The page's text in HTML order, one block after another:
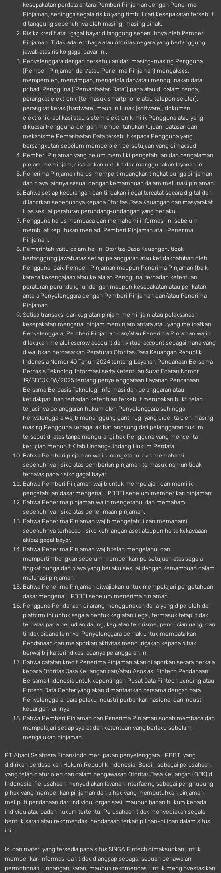
kesepakatan perdata antara Pemberi Pinjaman dengan Penerima
Pinjaman, sehingga segala risiko yang timbul dari kesepakatan tersebut
ditanggung sepenuhnya oleh masing-masing pihak.
Risiko kredit atau gagal bayar ditanggung sepenuhnya oleh Pemberi
Pinjaman. Tidak ada lembaga atau otoritas negara yang bertanggung
jawab atas risiko gagal bayar ini.
Penyelenggara dengan persetujuan dari masing-masing Pengguna
(Pemberi Pinjaman dan/atau Penerima Pinjaman) mengakses,
memperoleh, menyimpan, mengelola dan/atau menggunakan data
pribadi Pengguna (“Pemanfaatan Data”) pada atau di dalam benda,
perangkat elektronik (termasuk smartphone atau telepon seluler),
perangkat keras (hardware) maupun lunak (software), dokumen
elektronik, aplikasi atau sistem elektronik milik Pengguna atau yang
dikuasai Pengguna, dengan memberitahukan tujuan, batasan dan
mekanisme Pemanfaatan Data tersebut kepada Pengguna yang
bersangkutan sebelum memperoleh persetujuan yang dimaksud.
Pemberi Pinjaman yang belum memiliki pengetahuan dan pengalaman
pinjam meminjam, disarankan untuk tidak menggunakan layanan ini.
Penerima Pinjaman harus mempertimbangkan tingkat bunga pinjaman
dan biaya lainnya sesuai dengan kemampuan dalam melunasi pinjaman.
Bahwa setiap kecurangan dan tindakan ilegal tercatat secara digital dan
dilaporkan sepenuhnya kepada Otoritas Jasa Keuangan dan masyarakat
luas sesuai peraturan perundang-undangan yang berlaku.
Pengguna harus membaca dan memahami informasi ini sebelum
membuat keputusan menjadi Pemberi Pinjaman atau Penerima
Pinjaman.
Pemerintah yaitu dalam hal ini Otoritas Jasa Keuangan, tidak
bertanggung jawab atas setiap pelanggaran atau ketidakpatuhan oleh
Pengguna, baik Pemberi Pinjaman maupun Penerima Pinjaman (baik
karena kesengajaan atau kelalaian Pengguna) terhadap ketentuan
peraturan perundang-undangan maupun kesepakatan atau perikatan
antara Penyelenggara dengan Pemberi Pinjaman dan/atau Penerima
Pinjaman.
Setiap transaksi dan kegiatan pinjam meminjam atau pelaksanaan
kesepakatan mengenai pinjam meminjam antara atau yang melibatkan
Penyelenggara, Pemberi Pinjaman dan/atau Penerima Pinjaman wajib
dilakukan melalui escrow account dan virtual account sebagaimana yang
diwajibkan berdasarkan Peraturan Otoritas Jasa Keuangan Republik
Indonesia Nomor 40 Tahun 2024 tentang Layanan Pendanaan Bersama
Berbasis Teknologi Informasi serta Ketentuan Surat Edaran Nomor
19/SEOJK.06/2025 tentang penyelenggaraan Layanan Pendanaan
Bersama Berbasis Teknologi Informasi dan pelanggaran atau
ketidakpatuhan terhadap ketentuan tersebut merupakan bukti telah
terjadinya pelanggaran hukum oleh Penyelenggara sehingga
Penyelenggara wajib menanggung ganti rugi yang diderita oleh masing-
masing Pengguna sebagai akibat langsung dari pelanggaran hukum
tersebut di atas tanpa mengurangi hak Pengguna yang menderita
kerugian menurut Kitab Undang-Undang Hukum Perdata.
Bahwa Pemberi pinjaman wajib mengetahui dan memahami
sepenuhnya risiko atas pemberian pinjaman termasuk namun tidak
terbatas pada risiko gagal bayar.
Bahwa Pemberi Pinjaman wajib untuk mempelajari dan memiliki
pengetahuan dasar mengenai LPBBTI sebelum memberikan pinjaman.
Bahwa Penerima pinjaman wajib mengetahui dan memahami
sepenuhnya risiko atas penerimaan pinjaman.
Bahwa Penerima Pinjaman wajib mengetahui dan memahami
sepenuhnya terhadap risiko kehilangan aset ataupun harta kekayaaan
akibat gagal bayar.
Bahwa Penerima Pinjaman wajib telah mengetahui dan
mempertimbangkan sebelum memberikan persetujuan atas segala
tingkat bunga dan biaya yang berlaku sesuai dengan kemampuan dalam
melunasi pinjaman.
Bahwa Penerima Pinjaman diwajibkan untuk mempelajari pengetahuan
dasar mengenai LPBBTI sebelum menerima pinjaman.
Pengguna Pendanaan dilarang menggunakan dana yang diperoleh dari
platform ini untuk segala bentuk kegiatan ilegal, termasuk tetapi tidak
terbatas pada perjudian daring, kegiatan terorisme, pencucian uang, dan
tindak pidana lainnya. Penyelenggara berhak untuk membatalkan
Pendanaan dan melaporkan aktivitas mencurigakan kepada pihak
berwajib jika terindikasi adanya pelanggaran ini.
Bahwa catatan kredit Penerima Pinjaman akan dilaporkan secara berkala
kepada Otoritas Jasa Keuangan dan/atau Asosiasi Fintech Pendanaan
Bersama Indonesia untuk kepentingan Pusat Data Fintech Lending atau
Fintech Data Center yang akan dimanfaatkan bersama dengan para
Penyelenggara, para pelaku industri perbankan nasional dan industri
keuangan lainnya.
Bahwa Pemberi Pinjaman dan Penerima Pinjaman sudah membaca dan
mempelajari setiap syarat dan ketentuan yang berlaku sebelum
mengajukan pinjaman.
PT Abadi Sejahtera Finansindo merupakan penyelenggara LPBBTI yang
didirikan berdasarkan Hukum Republik Indonesia. Berdiri sebagai perusahaan
yang telah diatur oleh dan dalam pengawasan Otoritas Jasa Keuangan (OJK) di
Indonesia, Perusahaan menyediakan layanan interfacing sebagai penghubung
pihak yang memberikan pinjaman dan pihak yang membutuhkan pinjaman
meliputi pendanaan dari individu, organisasi, maupun badan hukum kepada
individu atau badan hukum tertentu. Perusahaan tidak menyediakan segala
bentuk saran atau rekomendasi pendanaan terkait pilihan-pilihan dalam situs
ini.
Isi dan materi yang tersedia pada situs SINGA Fintech dimaksudkan untuk
memberikan informasi dan tidak dianggap sebagai sebuah penawaran,
permohonan, undangan, saran, maupun rekomendasi untuk menginvestasikan